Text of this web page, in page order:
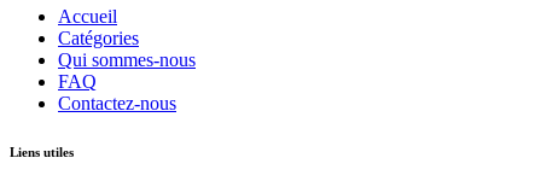
Accueil
Catégories
Qui sommes-nous
FAQ
Contactez-nous
Liens utiles